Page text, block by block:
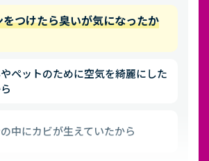
つけたら臭いが気になったか
ペットのために空気を綺麗にした
中にカビが生えていたから